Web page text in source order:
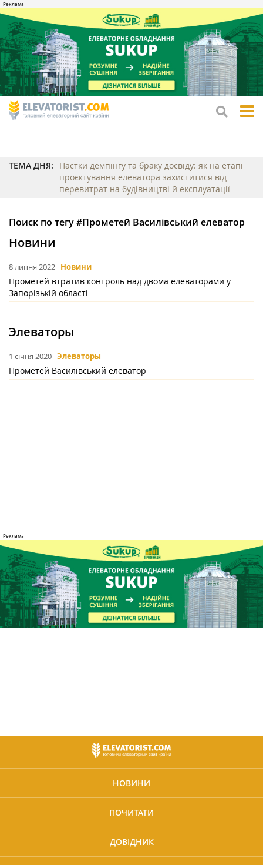
ТЕМА ДНЯ:
Пастки демпінгу та браку досвіду: як на етапі
проєктування елеватора захиститися від
перевитрат на будівництві й експлуатації
Поиск по тегу #Прометей Василівський елеватор
Новини
8 липня 2022 Новини
Прометей втратив контроль над двома елеваторами у
Запорізькій області
Элеваторы
1 січня 2020 Элеваторы
Прометей Василівський елеватор
НОВИНИ
ПОЧИТАТИ
ДОВІДНИК